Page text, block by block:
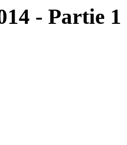
- Partie 1